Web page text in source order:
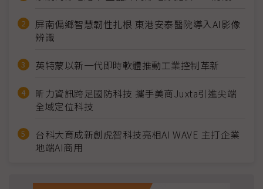
屏南偏鄉智慧韌性扎根 東港安泰醫院導入AI影像
辨識
英特蒙以新一代即時軟體推動工業控制革新
昕力資訊跨足國防科技 攜手美商Juxta引進尖端
全域定位科技
台科大育成新創虎智科技亮相AI WAVE 主打企業
地端AI商用